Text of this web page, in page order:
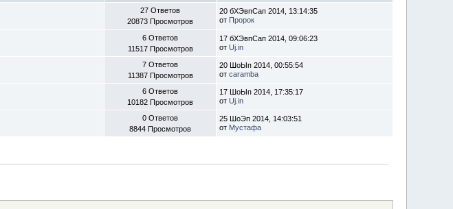
27 Ответов
20873 Просмотров
20 бХЭвпСап 2014, 13:14:35
от Пророк
6 Ответов
11517 Просмотров
17 бХЭвпСап 2014, 09:06:23
отUj.in
7 Ответов
11387 Просмотров
20 ШоЫп 2014, 00:55:54
отcaramba
6 Ответов
10182 Просмотров
17 ШоЫп 2014, 17:35:17
отUj.in
0 Ответов
8844 Просмотров
25 ШоЭп 2014, 14:03:51
от Мустафа